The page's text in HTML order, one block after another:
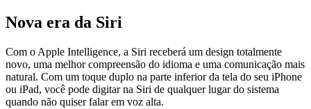
Nova era da Siri
Com o Apple Intelligence, a Siri receberá um design totalmente
novo, uma melhor compreensão do idioma e uma comunicação mais
natural. Com um toque duplo na parte inferior da tela do seu iPhone
ou iPad, você pode digitar na Siri de qualquer lugar do sistema
quando não quiser falar em voz alta.